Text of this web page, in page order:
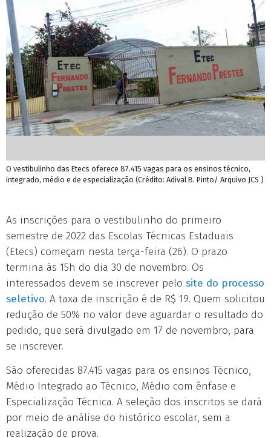
O vestibulinho das Etecs oferece 87.415 vagas para os ensinos técnico,
integrado, médio e de especialização (Crédito: Adival B. Pinto/ Arquivo JCS )
As inscrições para o vestibulinho do primeiro
semestre de 2022 das Escolas Técnicas Estaduais
(Etecs) começam nesta terça-feira (26). O prazo
termina às 15h do dia 30 de novembro. Os
interessados devem se inscrever pelo site do processo
seletivo. A taxa de inscrição é de R$ 19. Quem solicitou
redução de 50% no valor deve aguardar o resultado do
pedido, que será divulgado em 17 de novembro, para
se inscrever.
São oferecidas 87.415 vagas para os ensinos Técnico,
Médio Integrado ao Técnico, Médio com ênfase e
Especialização Técnica. A seleção dos inscritos se dará
por meio de análise do histórico escolar, sem a
realização de prova.